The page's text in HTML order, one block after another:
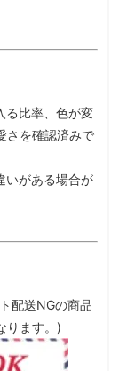
る比率、色が変
さを確認済みで
いがある場合が
配送NGの商品
ります。)